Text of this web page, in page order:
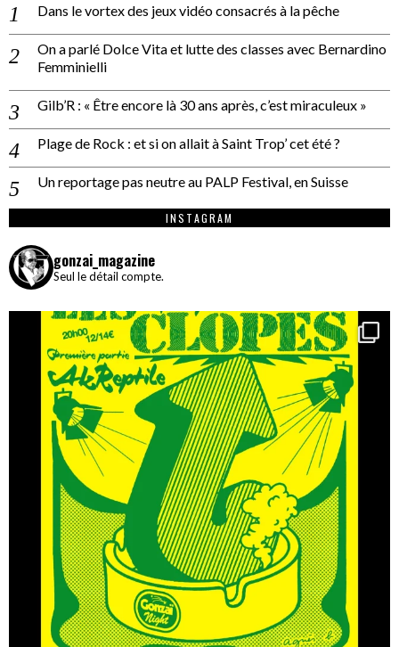
Dans le vortex des jeux vidéo consacrés à la pêche
On a parlé Dolce Vita et lutte des classes avec Bernardino
Femminielli
Gilb’R : « Être encore là 30 ans après, c’est miraculeux »
Plage de Rock : et si on allait à Saint Trop’ cet été ?
Un reportage pas neutre au PALP Festival, en Suisse
INSTAGRAM
gonzai_magazine
Seul le détail compte.